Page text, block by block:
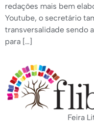
redações mais bem
Youtube, o secretário
transversalidade sendo
para […]
Feira